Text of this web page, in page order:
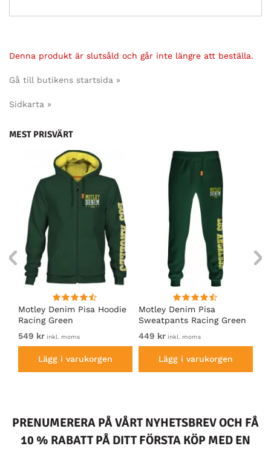
Denna produkt är slutsåld och går inte längre att beställa.
Gå till butikens startsida »
Sidkarta »
MEST PRISVÄRT
Motley Denim Pisa Hoodie
Racing Green
549 kr inkl. moms
Lägg i varukorgen
Motley Denim Pisa
Sweatpants Racing Green
449 kr inkl. moms
Lägg i varukorgen
PRENUMERERA PÅ VÅRT NYHETSBREV OCH FÅ
10 % RABATT PÅ DITT FÖRSTA KÖP MED EN